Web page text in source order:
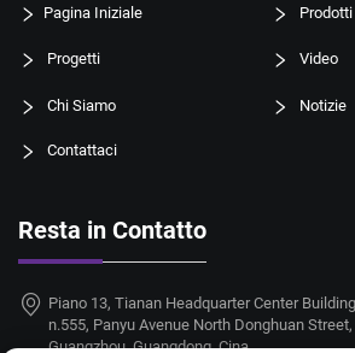
Pagina Iniziale Prodotti
Progetti Video
Chi Siamo Notizie
Contattaci
Resta in Contatto
Piano 13, Tianan Headquarter Center
n.555, Panyu Avenue North Donghuan
Guangzhou, Guangdong, Cina